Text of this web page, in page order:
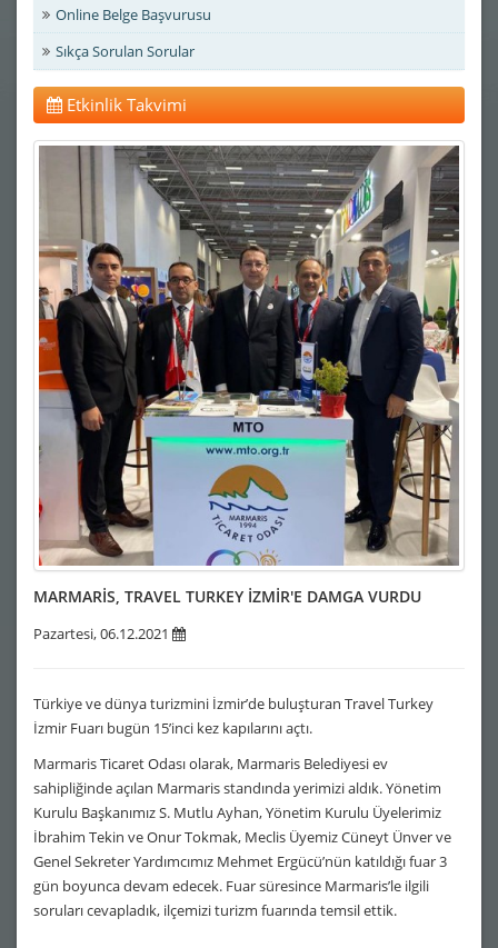
Online Belge Başvurusu
Sıkça Sorulan Sorular
Etkinlik Takvimi
MARMARİS, TRAVEL TURKEY İZMİR'E DAMGA VURDU
Pazartesi, 06.12.2021
Türkiye ve dünya turizmini İzmir’de buluşturan Travel Turkey
İzmir Fuarı bugün 15’inci kez kapılarını açtı.
Marmaris Ticaret Odası olarak, Marmaris Belediyesi ev
sahipliğinde açılan Marmaris standında yerimizi aldık. Yönetim
Kurulu Başkanımız S. Mutlu Ayhan, Yönetim Kurulu Üyelerimiz
İbrahim Tekin ve Onur Tokmak, Meclis Üyemiz Cüneyt Ünver ve
Genel Sekreter Yardımcımız Mehmet Ergücü’nün katıldığı fuar 3
gün boyunca devam edecek. Fuar süresince Marmaris’le ilgili
soruları cevapladık, ilçemizi turizm fuarında temsil ettik.